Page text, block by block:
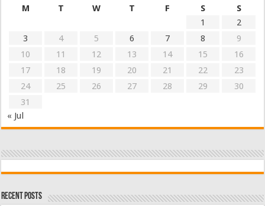
M
T W T F S
S
1
2
3
4 5 6 7 8
9
10
11 12 13 14 15
16
17
18 19 20 21 22
23
24
25 26 27 28 29
30
31
« Jul
Recent Posts